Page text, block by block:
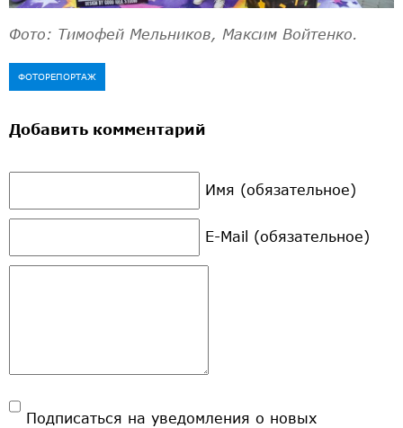
Фото: Тимофей Мельников, Максим Войтенко.
ФОТОРЕПОРТАЖ
Добавить комментарий
Имя (обязательное)
E-Mail (обязательное)
Подписаться на уведомления о новых